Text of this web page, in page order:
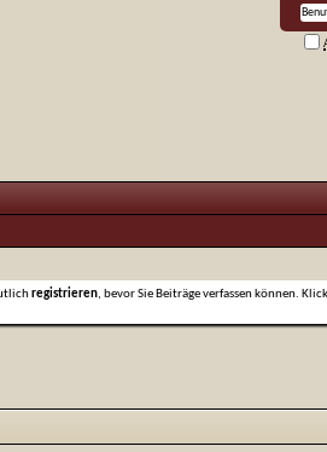
registrieren, bevor Sie Beiträge verfassen können.